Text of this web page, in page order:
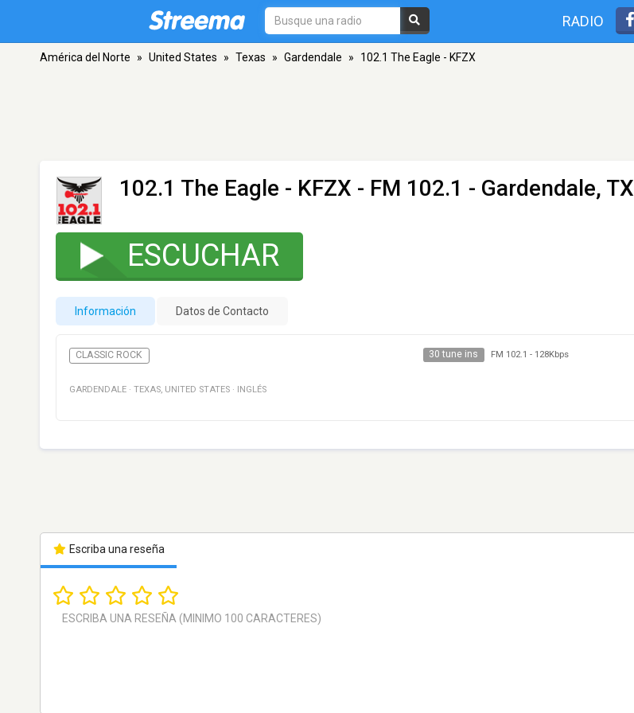
RADIO
América del Norte » United States » Texas » Gardendale » 102.1 The Eagle - KFZX
102.1 The Eagle - KFZX - FM 102.1 - Gardendale, TX
ESCUCHAR
Información Datos de Contacto
CLASSIC ROCK 30 tune ins FM 102.1 - 128Kbps
GARDENDALE · TEXAS, UNITED STATES · INGLÉS
Escriba una reseña